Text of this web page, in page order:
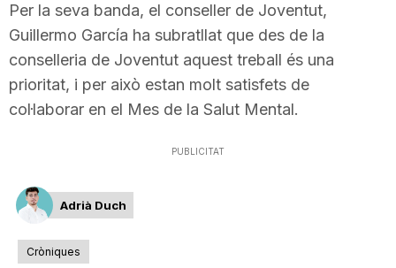
Per la seva banda, el conseller de Joventut,
Guillermo García ha subratllat que des de la
conselleria de Joventut aquest treball és una
prioritat, i per això estan molt satisfets de
col·laborar en el Mes de la Salut Mental.
PUBLICITAT
Adrià Duch
Cròniques